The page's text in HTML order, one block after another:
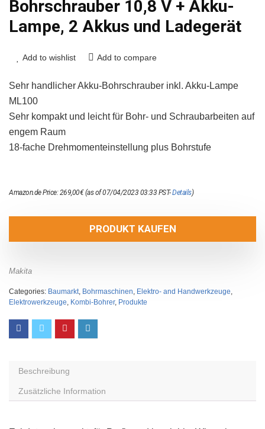
Bohrschrauber 10,8 V + Akku-
Lampe, 2 Akkus und Ladegerät
Add to wishlist Add to compare
Sehr handlicher Akku-Bohrschrauber inkl. Akku-Lampe
ML100
Sehr kompakt und leicht für Bohr- und Schraubarbeiten auf
engem Raum
18-fache Drehmomenteinstellung plus Bohrstufe
Amazon.de Price:269,00€(as of 07/04/2023 03:33 PST-Details)
PRODUKT KAUFEN
Makita
Categories: Baumarkt, Bohrmaschinen, Elektro- and Handwerkzeuge,
Elektrowerkzeuge, Kombi-Bohrer, Produkte
Beschreibung
Zusätzliche Information